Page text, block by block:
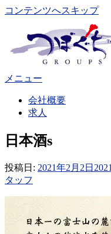
コンテンツへスキップ
メニュー
会社概要
求人
日本酒s
投稿日: 2021年2月2日
タッフ